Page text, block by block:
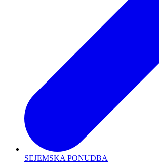
SEJEMSKA PONUDBA